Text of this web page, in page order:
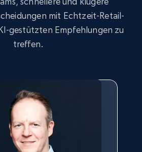
Product description,
- collects products from
mit Echtzeit-Retail-
gestützten Empfehlungen zu
treffen.